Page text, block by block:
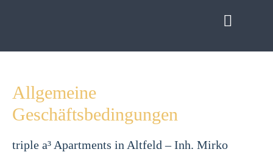
Allgemeine
Geschäftsbedingungen
triple a³ Apartments in Altfeld – Inh. Mirko